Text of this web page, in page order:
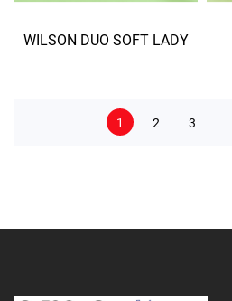
WILSON DUO SOFT LADY
1 2 3